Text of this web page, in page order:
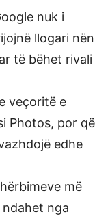
nuk i
llogari nën
të bëhet rivali
veçoritë e
Photos, por që
edhe
më
nga